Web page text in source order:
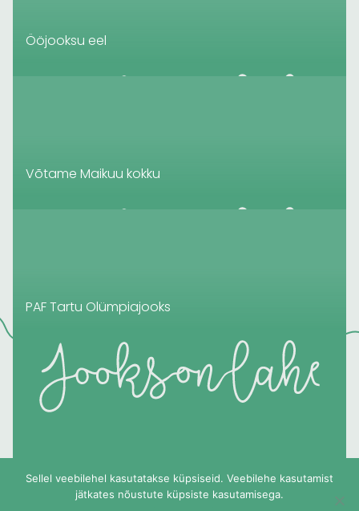
Ööjooksu eel
Võtame Maikuu kokku
PAF Tartu Olümpiajooks
Eelmine 3 4 7 8 11
12
Järgmine
Sellel veebilehel kasutatakse küpsiseid. Veebilehe kasutamist
jätkates nõustute küpsiste kasutamisega.